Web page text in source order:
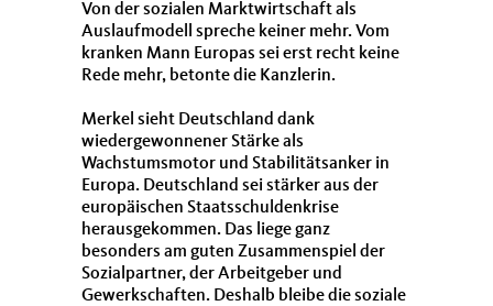
Von der sozialen Marktwirtschaft als
Auslaufmodell spreche keiner mehr. Vom
kranken Mann Europas sei erst recht keine
Rede mehr, betonte die Kanzlerin.
Merkel sieht Deutschland dank
wiedergewonnener Stärke als
Wachstumsmotor und Stabilitätsanker in
Europa. Deutschland sei stärker aus der
europäischen Staatsschuldenkrise
herausgekommen. Das liege ganz
besonders am guten Zusammenspiel der
Sozialpartner, der Arbeitgeber und
Gewerkschaften. Deshalb bleibe die soziale